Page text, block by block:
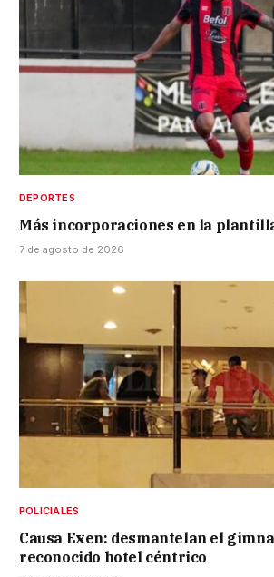
DEPORTES
Más incorporaciones en la
7 de agosto de 2026
POLICIALES
Causa Exen: desmantelan el
reconocido hotel céntrico